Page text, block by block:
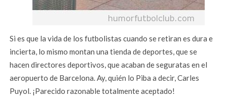
Si es que la vida de los futbolistas cuando se retiran es dura e
incierta, lo mismo montan una tienda de deportes, que se
hacen directores deportivos, que acaban de seguratas en el
aeropuerto de Barcelona. Ay, quién lo Piba a decir, Carles
Puyol. ¡Parecido razonable totalmente aceptado!